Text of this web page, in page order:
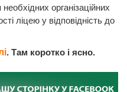
організаційних
ліцею у відповідність до
. Там коротко і ясно.